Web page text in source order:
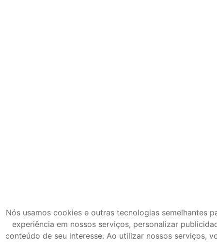
Nós usamos cookies e outras tecnologias semelhantes
experiência em nossos serviços, personalizar
conteúdo de seu interesse. Ao utilizar nossos serviços,